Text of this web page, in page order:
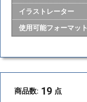
イラストレーター
使用可能フォーマット
商品数: 19 点